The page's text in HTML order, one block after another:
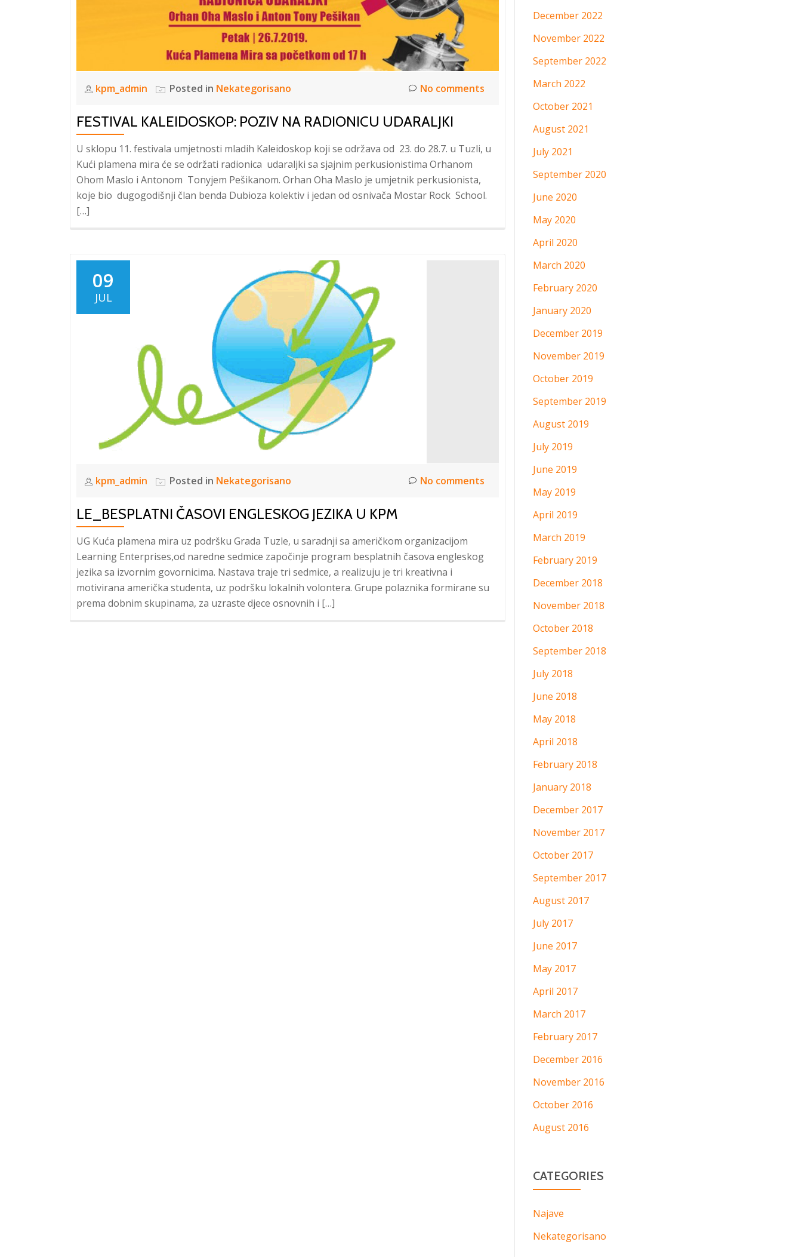
kpm_admin Posted in Nekategorisano No comments
FESTIVAL KALEIDOSKOP: POZIV NA RADIONICU UDARALJKI
U sklopu 11. festivala umjetnosti mladih Kaleidoskop koji se održava od 23. do 28.7. u Tuzli, u
Kući plamena mira će se održati radionica udaraljki sa sjajnim perkusionistima Orhanom
Ohom Maslo i Antonom Tonyjem Pešikanom. Orhan Oha Maslo je umjetnik perkusionista,
koje bio dugogodišnji član benda Dubioza kolektiv i jedan od osnivača Mostar Rock School.
[…]
09
JUL
kpm_admin Posted in Nekategorisano No comments
LE_BESPLATNI ČASOVI ENGLESKOG JEZIKA U KPM
UG Kuća plamena mira uz podršku Grada Tuzle, u saradnji sa američkom organizacijom
Learning Enterprises,od naredne sedmice započinje program besplatnih časova engleskog
jezika sa izvornim govornicima. Nastava traje tri sedmice, a realizuju je tri kreativna i
motivirana američka studenta, uz podršku lokalnih volontera. Grupe polaznika formirane su
prema dobnim skupinama, za uzraste djece osnovnih i […]
December 2022
November 2022
September 2022
March 2022
October 2021
August 2021
July 2021
September 2020
June 2020
May 2020
April 2020
March 2020
February 2020
January 2020
December 2019
November 2019
October 2019
September 2019
August 2019
July 2019
June 2019
May 2019
April 2019
March 2019
February 2019
December 2018
November 2018
October 2018
September 2018
July 2018
June 2018
May 2018
April 2018
February 2018
January 2018
December 2017
November 2017
October 2017
September 2017
August 2017
July 2017
June 2017
May 2017
April 2017
March 2017
February 2017
December 2016
November 2016
October 2016
August 2016
CATEGORIES
Najave
Nekategorisano